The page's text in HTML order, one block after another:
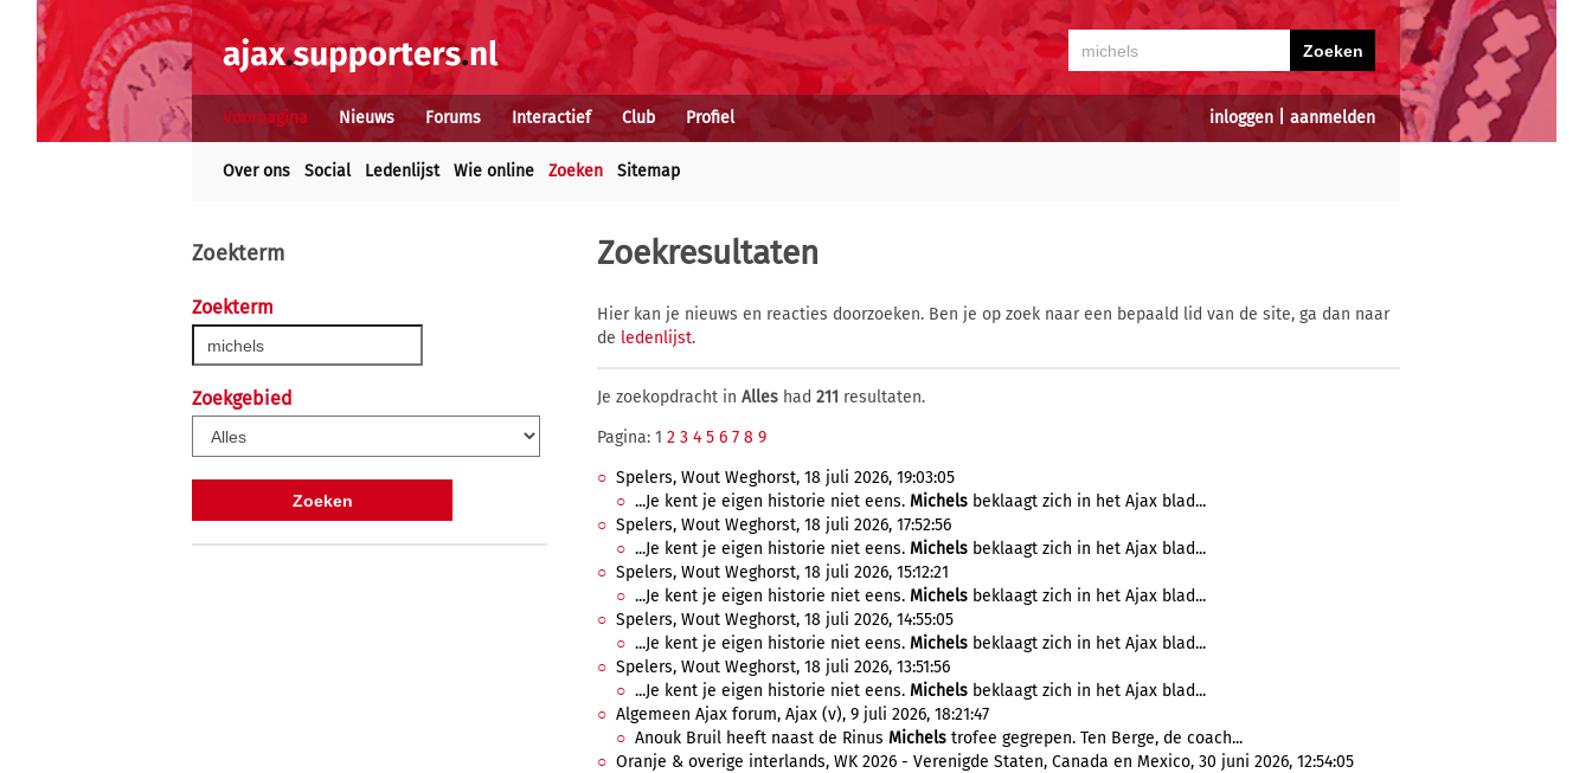
inloggen aanmelden
Voorpagina Nieuws Forums Interactief Club Profiel
Over ons Social Ledenlijst Wie online Zoeken Sitemap
Zoekterm
Zoekterm
Zoekgebied
Zoekresultaten
Hier kan je nieuws en reacties doorzoeken. Ben je op zoek naar een bepaald lid van de site, ga dan naar
de ledenlijst.
Je zoekopdracht in Alles had 211 resultaten.
Pagina: 1 2 3 4 5 6 7 8 9
Spelers, Wout Weghorst, 18 juli 2026, 19:03:05
...Je kent je eigen historie niet eens. Michels beklaagt zich in het Ajax blad...
Spelers, Wout Weghorst, 18 juli 2026, 17:52:56
...Je kent je eigen historie niet eens. Michels beklaagt zich in het Ajax blad...
Spelers, Wout Weghorst, 18 juli 2026, 15:12:21
...Je kent je eigen historie niet eens. Michels beklaagt zich in het Ajax blad...
Spelers, Wout Weghorst, 18 juli 2026, 14:55:05
...Je kent je eigen historie niet eens. Michels beklaagt zich in het Ajax blad...
Spelers, Wout Weghorst, 18 juli 2026, 13:51:56
...Je kent je eigen historie niet eens. Michels beklaagt zich in het Ajax blad...
Algemeen Ajax forum, Ajax (v), 9 juli 2026, 18:21:47
Anouk Bruil heeft naast de Rinus Michels trofee gegrepen. Ten Berge, de coach...
Oranje & overige interlands, WK 2026 - Verenigde Staten, Canada en Mexico, 30 juni 2026, 12:54:05